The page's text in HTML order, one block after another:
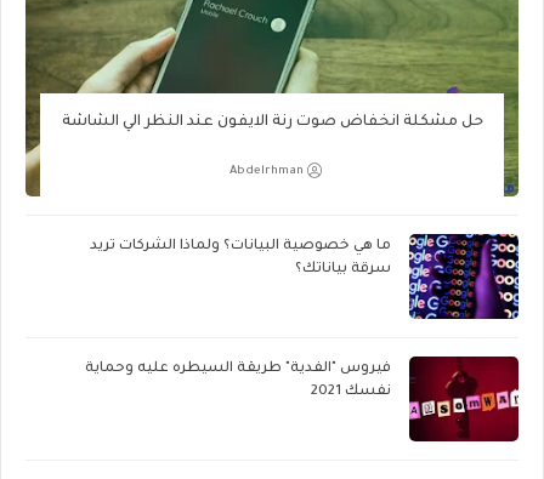
حل مشكلة انخفاض صوت رنة الايفون عند النظر الي الشاشة
Abdelrhman
ما هي خصوصية البيانات؟ ولماذا الشركات تريد
سرقة بياناتك؟
فيروس "الفدية" طريقة السيطره عليه وحماية
نفسك 2021